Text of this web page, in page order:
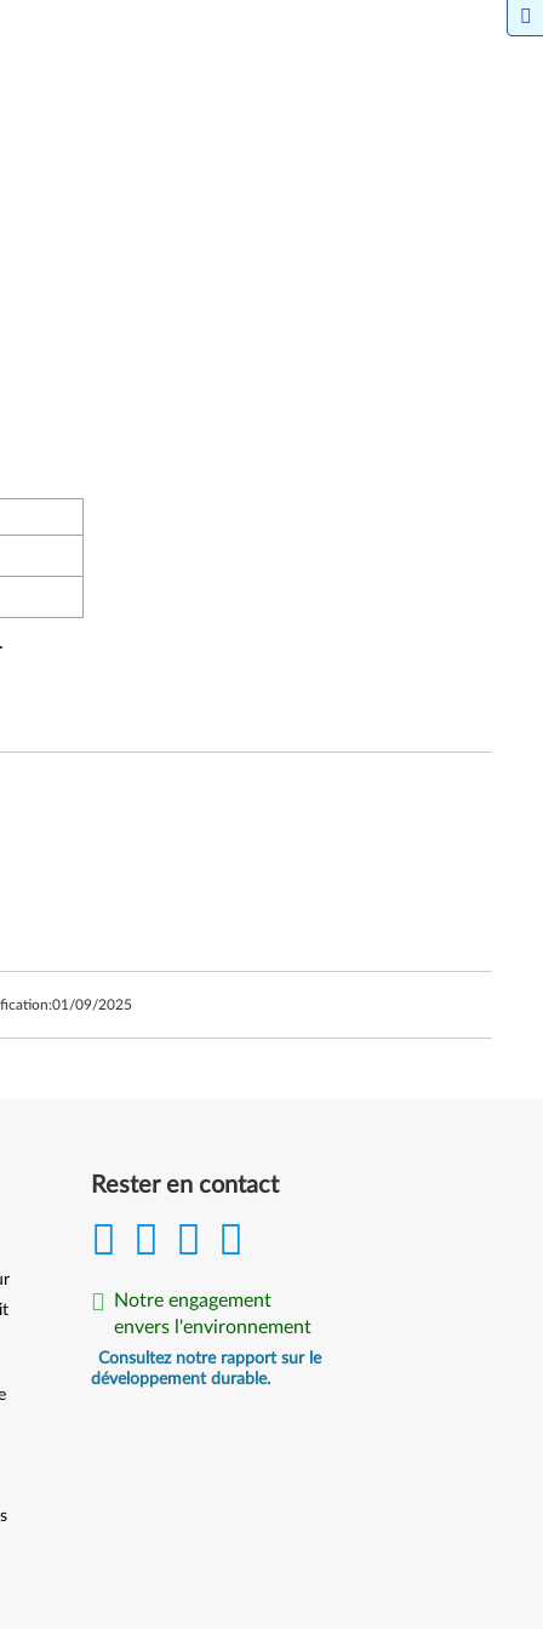
01/09/2025
Rester en contact
Notre engagement
envers l'environnement
Consultez notre rapport sur le
développement durable.